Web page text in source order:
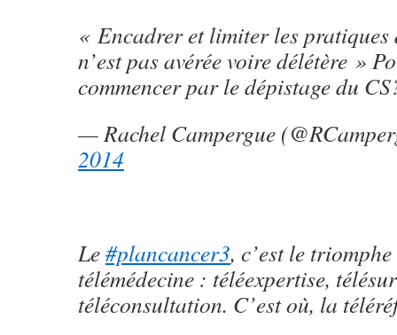
« Encadrer et limiter les pratiques
n’est pas avérée voire délétère »
commencer par le dépistage du
— Rachel Campergue
2014
Le#plancancer3, c’est le
télémédecine : téléexpertise,
téléconsultation. C’est où, la